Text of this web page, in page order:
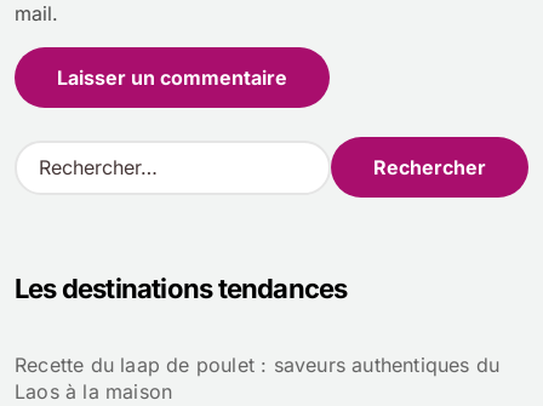
mail.
R
e
r
e
r
Les destinations tendances
Recette du laap de poulet : saveurs authentiques du
Laos à la maison